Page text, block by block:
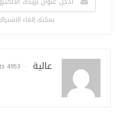
يمكنك إلغاء
عالية 4953 Posts